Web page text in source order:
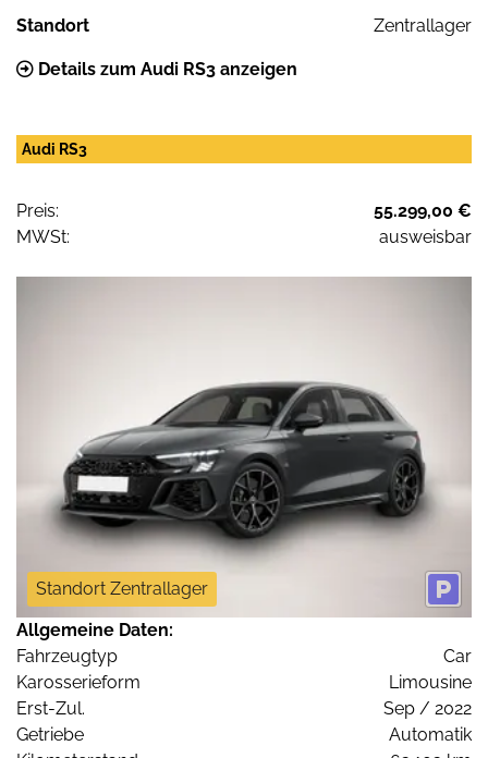
Standort Zentrallager
Details zum Audi RS3 anzeigen
Audi RS3
Preis:
55.299,00 €
MWSt:
ausweisbar
Standort Zentrallager
Allgemeine Daten:
Fahrzeugtyp
Car
Karosserieform
Limousine
Erst-Zul.
Sep / 2022
Getriebe
Automatik